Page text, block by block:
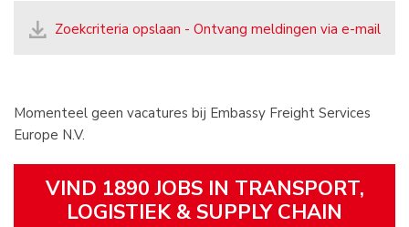
Zoekcriteria opslaan - Ontvang meldingen via e-mail
Momenteel geen vacatures bij Embassy Freight Services
Europe N.V.
VIND 1890 JOBS IN TRANSPORT,
LOGISTIEK & SUPPLY CHAIN